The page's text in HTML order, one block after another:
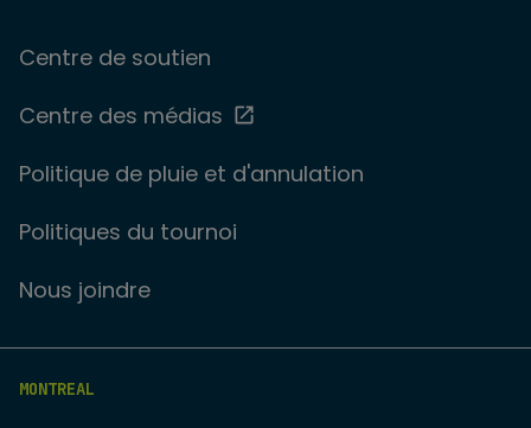
Centre de soutien
Centre des médias
Politique de pluie et d'annulation
Politiques du tournoi
Nous joindre
MONTREAL